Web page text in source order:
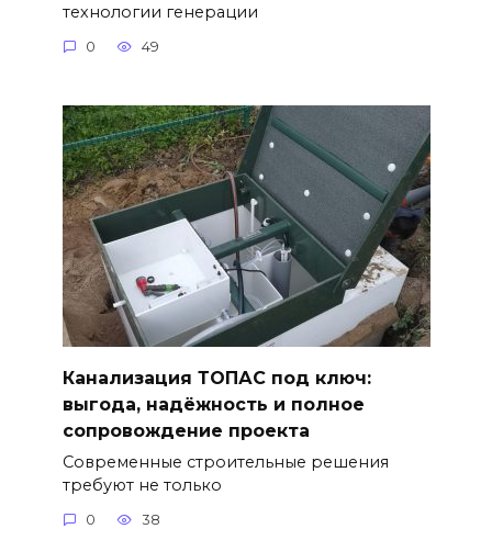
технологии генерации
0 49
Канализация ТОПАС под ключ:
выгода, надёжность и полное
сопровождение проекта
Современные строительные решения
требуют не только
0 38